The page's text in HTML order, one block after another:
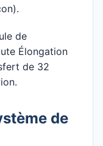
de
Élongation
de 32
de